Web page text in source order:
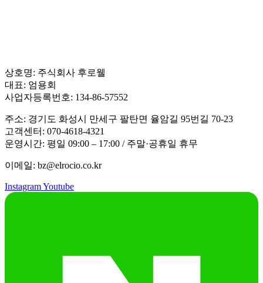
상호명: 주식회사 후로웰
대표: 엄용회
사업자등록번호: 134-86-57552
주소: 경기도 화성시 만세구 팔탄면 율암길 95번길 70-23
고객센터: 070-4618-4321
운영시간: 평일 09:00 – 17:00 / 주말·공휴일 휴무
이메일: bz@elrocio.co.kr
InstagramYoutube